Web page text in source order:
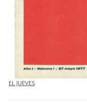
EL JUEVES